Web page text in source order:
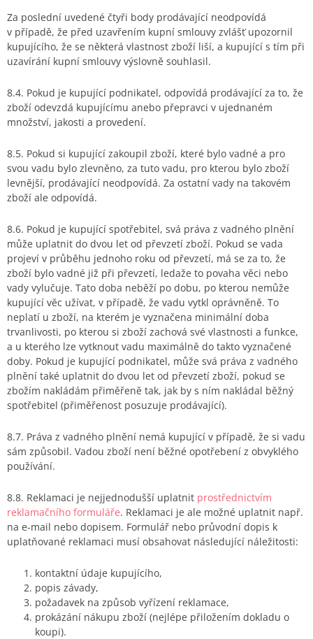
Za poslední uvedené čtyři body prodávající neodpovídá
v případě, že před uzavřením kupní smlouvy zvlášť upozornil
kupujícího, že se některá vlastnost zboží liší, a kupující s tím při
uzavírání kupní smlouvy výslovně souhlasil.
8.4. Pokud je kupující podnikatel, odpovídá prodávající za to, že
zboží odevzdá kupujícímu anebo přepravci v ujednaném
množství, jakosti a provedení.
8.5. Pokud si kupující zakoupil zboží, které bylo vadné a pro
svou vadu bylo zlevněno, za tuto vadu, pro kterou bylo zboží
levnější, prodávající neodpovídá. Za ostatní vady na takovém
zboží ale odpovídá.
8.6. Pokud je kupující spotřebitel, svá práva z vadného plnění
může uplatnit do dvou let od převzetí zboží. Pokud se vada
projeví v průběhu jednoho roku od převzetí, má se za to, že
zboží bylo vadné již při převzetí, ledaže to povaha věci nebo
vady vylučuje. Tato doba neběží po dobu, po kterou nemůže
kupující věc užívat, v případě, že vadu vytkl oprávněně. To
neplatí u zboží, na kterém je vyznačena minimální doba
trvanlivosti, po kterou si zboží zachová své vlastnosti a funkce,
a u kterého lze vytknout vadu maximálně do takto vyznačené
doby. Pokud je kupující podnikatel, může svá práva z vadného
plnění také uplatnit do dvou let od převzetí zboží, pokud se
zbožím nakládám přiměřeně tak, jak by s ním nakládal běžný
spotřebitel (přiměřenost posuzuje prodávající).
8.7. Práva z vadného plnění nemá kupující v případě, že si vadu
sám způsobil. Vadou zboží není běžné opotřebení z obvyklého
používání.
8.8. Reklamaci je nejjednodušší uplatnit prostřednictvím
reklamačního formuláře. Reklamaci je ale možné uplatnit např.
na e-mail nebo dopisem. Formulář nebo průvodní dopis k
uplatňované reklamaci musí obsahovat následující náležitosti:
kontaktní údaje kupujícího,
popis závady,
požadavek na způsob vyřízení reklamace,
prokázání nákupu zboží (nejlépe přiložením dokladu o
koupi).